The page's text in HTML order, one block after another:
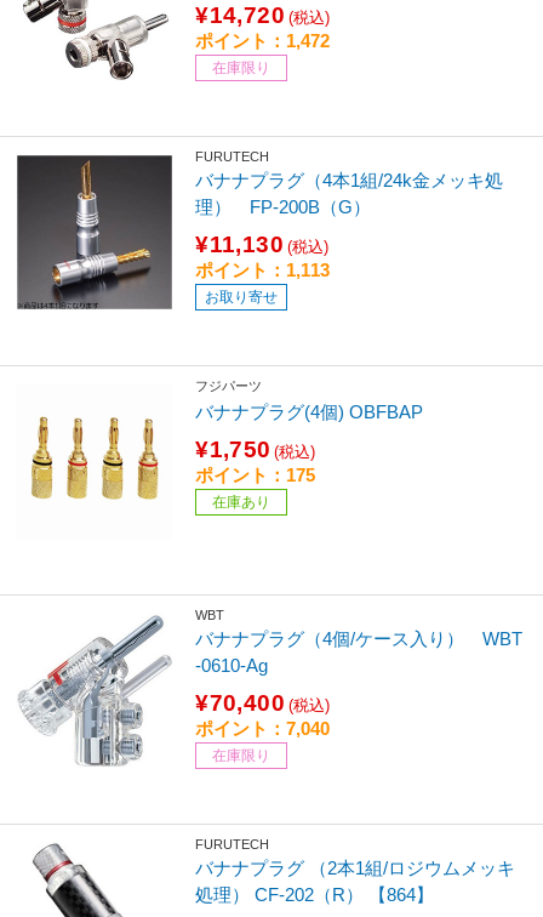
¥14,720 (税込)
ポイント：1,472
在庫限り
FURUTECH
バナナプラグ（4本1組/24k金メッキ処
理） FP-200B（G）
¥11,130 (税込)
ポイント：1,113
お取り寄せ
フジパーツ
バナナプラグ(4個) OBFBAP
¥1,750 (税込)
ポイント：175
在庫あり
WBT
バナナプラグ（4個/ケース入り） WBT
-0610-Ag
¥70,400 (税込)
ポイント：7,040
在庫限り
FURUTECH
バナナプラグ （2本1組/ロジウムメッキ
処理） CF-202（R） 【864】